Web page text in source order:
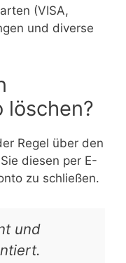
(VISA,
und diverse
löschen?
Regel über den
diesen per E-
zu schließen.
und